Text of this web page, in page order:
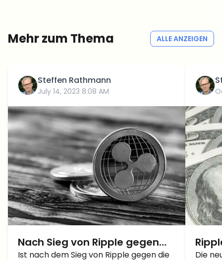
Mehr zum Thema ALLE ANZEIGEN
Steffen Rathmann
July 14, 2023 8:08 AM
Nach Sieg von Ripple gegen
die SEC – Ist ein XRP Kurs von
Ist nach dem Sieg von Ripple gegen die
Die